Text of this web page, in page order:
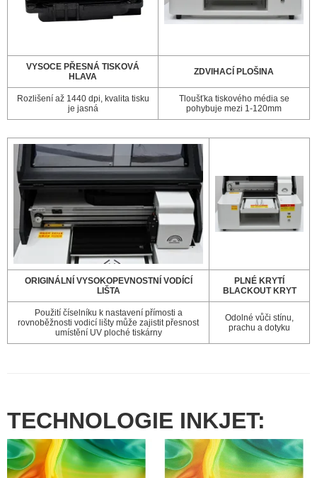
VYSOCE PŘESNÁ TISKOVÁ
HLAVA
ZDVIHACÍ PLOŠINA
Rozlišení až 1440 dpi, kvalita tisku
je jasná
Tloušťka tiskového média se
pohybuje mezi 1-120mm
ORIGINÁLNÍ VYSOKOPEVNOSTNÍ VODÍCÍ
LIŠTA
PLNÉ KRYTÍ
BLACKOUT KRYT
Použití číselníku k nastavení přímosti a
rovnoběžnosti vodicí lišty může zajistit přesnost
umístění UV ploché tiskárny
Odolné vůči stínu,
prachu a dotyku
TECHNOLOGIE INKJET: